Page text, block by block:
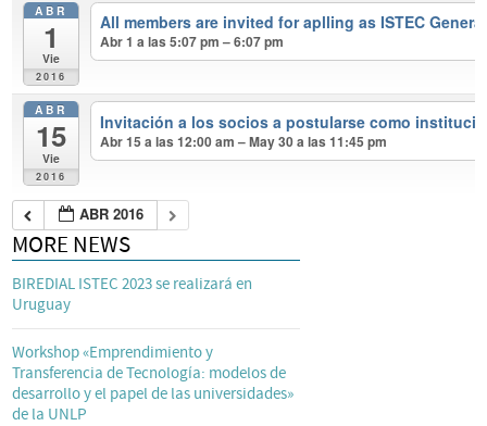
ABR
1
Vie
2016
All members are invited for aplling as ISTEC
Abr 1 a las 5:07 pm – 6:07 pm
ABR
15
Vie
2016
Invitación a los socios a postularse como
Abr 15 a las 12:00 am – May 30 a las 11:45 pm
ABR 2016
MORE NEWS
BIREDIAL ISTEC 2023 se realizará en
Uruguay
Workshop «Emprendimiento y
Transferencia de Tecnología: modelos de
desarrollo y el papel de las universidades»
de la UNLP